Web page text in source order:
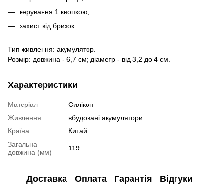
керування 1 кнопкою;
захист від бризок.
Тип живлення: акумулятор.
Розмір: довжина - 6,7 см; діаметр - від 3,2 до 4 см.
Характеристики
Матеріал
Силікон
Живлення
вбудовані акумулятори
Країна
Китай
Загальна
довжина (мм)
119
Доставка Оплата Гарантія Відгуки